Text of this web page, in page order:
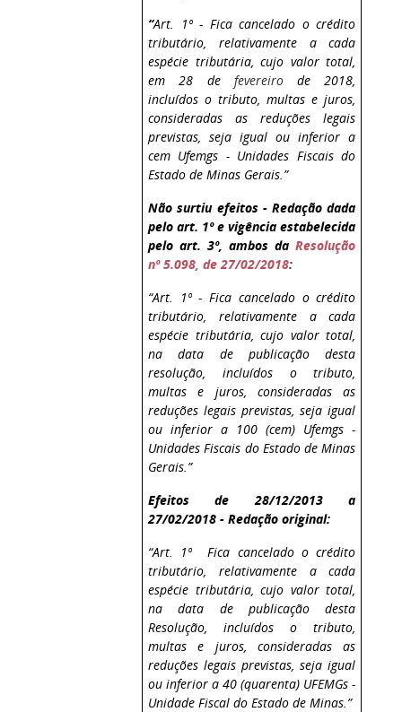
“Art. 1º - Fica cancelado o crédito
tributário, relativamente a cada
espécie tributária, cujo valor total,
em 28 de fevereirode 2018,
incluídos o tributo, multas e juros,
consideradas as reduções legais
previstas, seja igual ou inferior a
cem Ufemgs - Unidades Fiscais do
Estado de Minas Gerais.”
Não surtiu efeitos - Redação dada
pelo art. 1º e vigência estabelecida
pelo art. 3º, ambos daResolução
nº 5.098, de 27/02/2018:
“Art. 1º - Fica cancelado o crédito
tributário, relativamente a cada
espécie tributária, cujo valor total,
na data de publicação desta
resolução, incluídos o tributo,
multas e juros, consideradas as
reduções legais previstas, seja igual
ou inferior a 100 (cem) Ufemgs -
Unidades Fiscais do Estado de Minas
Gerais.”
Efeitos de 28/12/2013 a
27/02/2018 - Redação original:
“Art. 1º Fica cancelado o crédito
tributário, relativamente a cada
espécie tributária, cujo valor total,
na data de publicação desta
Resolução, incluídos o tributo,
multas e juros, consideradas as
reduções legais previstas, seja igual
ou inferior a 40 (quarenta) UFEMGs -
Unidade Fiscal do Estado de Minas.”